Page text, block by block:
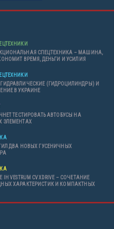
СПЕЦТЕХНИКА – МАШИНА,
ВРЕМЯ, ДЕНЬГИ И УСИЛИЯ
(ГИДРОЦИЛИНДРЫ) И
В УКРАИНЕ
ТЕСТИРОВАТЬ АВТОБУСЫ НА
ЭЛЕМЕНТАХ
ДВА НОВЫХ ГУСЕНИЧНЫХ
IH VESTRUM CVXDRIVE – СОЧЕТАНИЕ
ХАРАКТЕРИСТИК И КОМПАКТНЫХ